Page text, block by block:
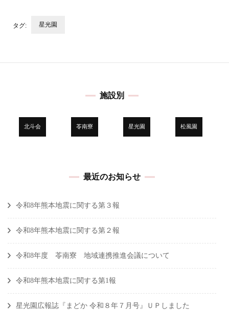
タグ: 星光園
ー
シ
施設別
北斗会 苓南寮 星光園 松風園
最近のお知らせ
令和8年熊本地震に関する第３報
令和8年熊本地震に関する第２報
令和8年度 苓南寮 地域連携推進会議について
令和8年熊本地震に関する第1報
星光園広報誌『まどか 令和８年７月号』ＵＰしました